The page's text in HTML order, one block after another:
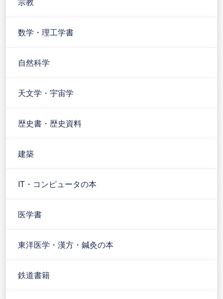
数学・理工学書
自然科学
天文学・宇宙学
歴史書・歴史資料
建築
IT・コンピュータの本
医学書
東洋医学・漢方・鍼灸の本
鉄道書籍